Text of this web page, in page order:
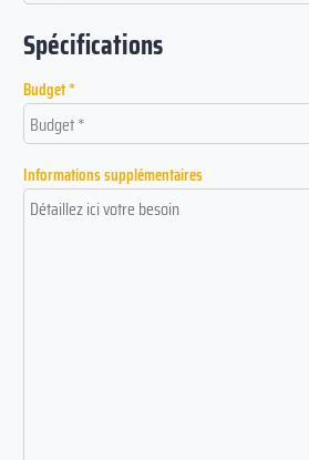
Spécifications
Budget *
Budget *
Informations supplémentaires